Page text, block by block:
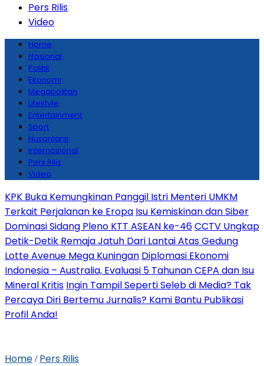
Pers Rilis
Video
Home
Nasional
Politik
Ekonomi
Megapolitan
Lifestyle
Entertainment
Sport
Nusantara
Internasional
Pers Rilis
Video
KPK Buka Kemungkinan Panggil Istri Menteri UMKM
Terkait Perjalanan ke Eropa Isu Kemiskinan dan Siber
Dominasi Sidang Pleno KTT ASEAN ke-46CCTV Ungkap
Detik-Detik Remaja Jatuh Dari Lantai Atas Gedung
Lotte Avenue Mega Kuningan Diplomasi Ekonomi
Indonesia – Australia, Evaluasi 5 Tahunan CEPA dan Isu
Mineral Kritis Ingin Tampil Seperti Seleb di Media? Tak
Percaya Diri Bertemu Jurnalis? Kami Bantu Publikasi
Profil Anda!
Home / Pers Rilis